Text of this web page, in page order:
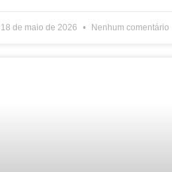
18 de maio de 2026 Nenhum comentário